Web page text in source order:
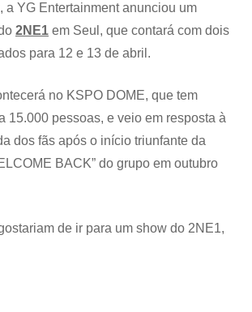
a YG Entertainment anunciou um
2NE1 em Seul, que contará com dois
para 12 e 13 de abril.
no KSPO DOME, que tem
15.000 pessoas, e veio em resposta à
dos fãs após o início triunfante da
BACK” do grupo em outubro
de ir para um show do 2NE1,